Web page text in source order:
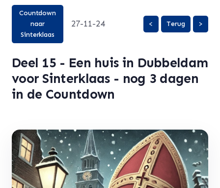
Countdown
naar
Sinterklaas
27-11-24 < Terug >
Deel 15 - Een huis in Dubbeldam
voor Sinterklaas - nog 3 dagen
in de Countdown